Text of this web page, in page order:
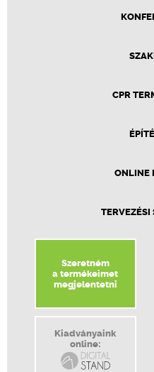
CPR
ONLINE
TERVEZÉSI
Szeretném
a termékeimet
megjelentetni
Kiadványaink
online: